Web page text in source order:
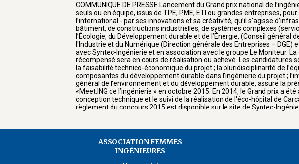
COMMUNIQUE DE PRESSE Lancement du Grand prix national de
seuls ou en équipe, issus de TPE, PME, ETI ou grandes entreprises,
l’international - par ses innovations et sa créativité, qu’il s’agisse
bâtiment, de constructions industrielles, de systèmes complexes
l’Écologie, du Développement durable et de l’Énergie, (Conseil général
l'Industrie et du Numérique (Direction générale des Entreprises –
avec Syntec-Ingénierie et en association avec le groupe Le Moniteur.
récompensé sera en cours de réalisation ou achevé. Les candidatures
la faisabilité technico-économique du projet ; la pluridisciplinarité de
composantes du développement durable dans l’ingénierie du projet ;
général de l'environnement et du développement durable, assure la
«Meet.ING de l’ingénierie » en octobre 2015. En 2014, le Grand prix a
conception technique et le suivi de la réalisation de l'éco-hôpital de
règlement du concours 2015 est disponible sur le site de Syntec-
ASSOCIATION FEMMES
INGÉNIEURES